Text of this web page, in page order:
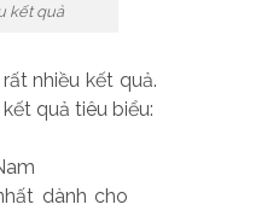
kết quả
nhiều kết quả.
quả tiêu biểu:
dành cho